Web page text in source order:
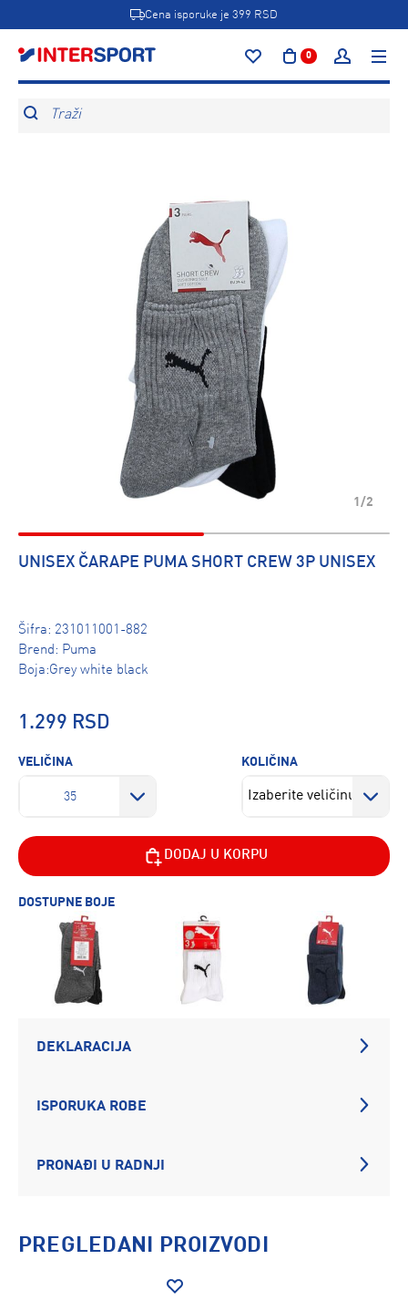
Cena isporuke je 399 RSD
0
Traži
1/2
UNISEX ČARAPE PUMA SHORT CREW 3P UNISEX
Šifra: 231011001-882
Brend: Puma
Boja:Grey white black
1.299 RSD
VELIČINA
35
KOLIČINA
DODAJ U KORPU
DOSTUPNE BOJE
DEKLARACIJA
ISPORUKA ROBE
PRONAĐI U RADNJI
PREGLEDANI PROIZVODI